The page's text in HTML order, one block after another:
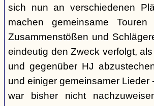
sich nun an verschiedenen
machen gemeinsame
Zusammenstößen und
eindeutig den Zweck verfolgt,
und gegenüber HJ
und einiger gemeinsamer
war bisher nicht